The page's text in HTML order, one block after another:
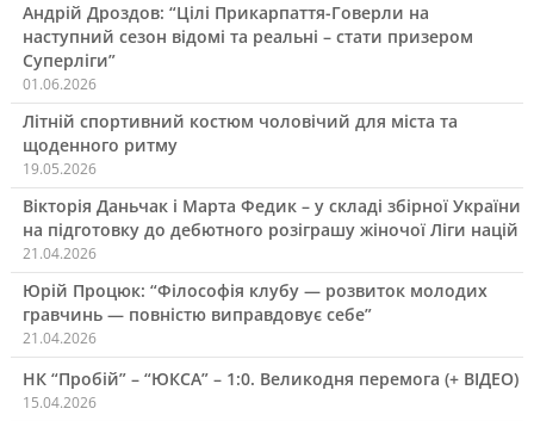
Андрій Дроздов: “Цілі Прикарпаття-Говерли на
наступний сезон відомі та реальні – стати призером
Суперліги”
01.06.2026
Літній спортивний костюм чоловічий для міста та
щоденного ритму
19.05.2026
Вікторія Даньчак і Марта Федик – у складі збірної України
на підготовку до дебютного розіграшу жіночої Ліги націй
21.04.2026
Юрій Процюк: “Філософія клубу — розвиток молодих
гравчинь — повністю виправдовує себе”
21.04.2026
НК “Пробій” – “ЮКСА” – 1:0. Великодня перемога (+ ВІДЕО)
15.04.2026